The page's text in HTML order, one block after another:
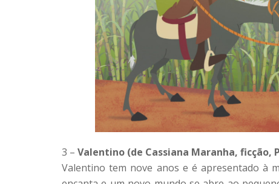
3 – Valentino (de Cassiana Maranha, ficção,
Valentino tem nove anos e é apresentado à